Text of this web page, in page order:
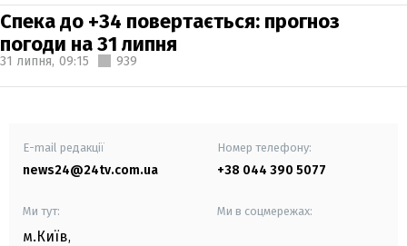
Спека до +34 повертається: прогноз
погоди на 31 липня
31 липня, 09:15 939
E-mail редакції
news24@24tv.com.ua
Номер телефону:
+38 044 390 5077
Ми тут:
м.Київ,
Ми в соцмережах: